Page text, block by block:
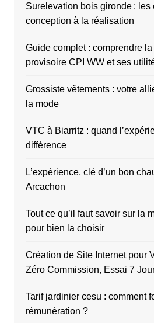
Surelevation bois gironde : les
conception à la réalisation
Guide complet : comprendre
provisoire CPI WW et ses
Grossiste vêtements : votre
la mode
VTC à Biarritz : quand
différence
L’expérience, clé d’un bon
Arcachon
Tout ce qu’il faut savoir sur la
pour bien la choisir
Création de Site Internet pour
Zéro Commission, Essai 7
Tarif jardinier cesu : comment
rémunération ?